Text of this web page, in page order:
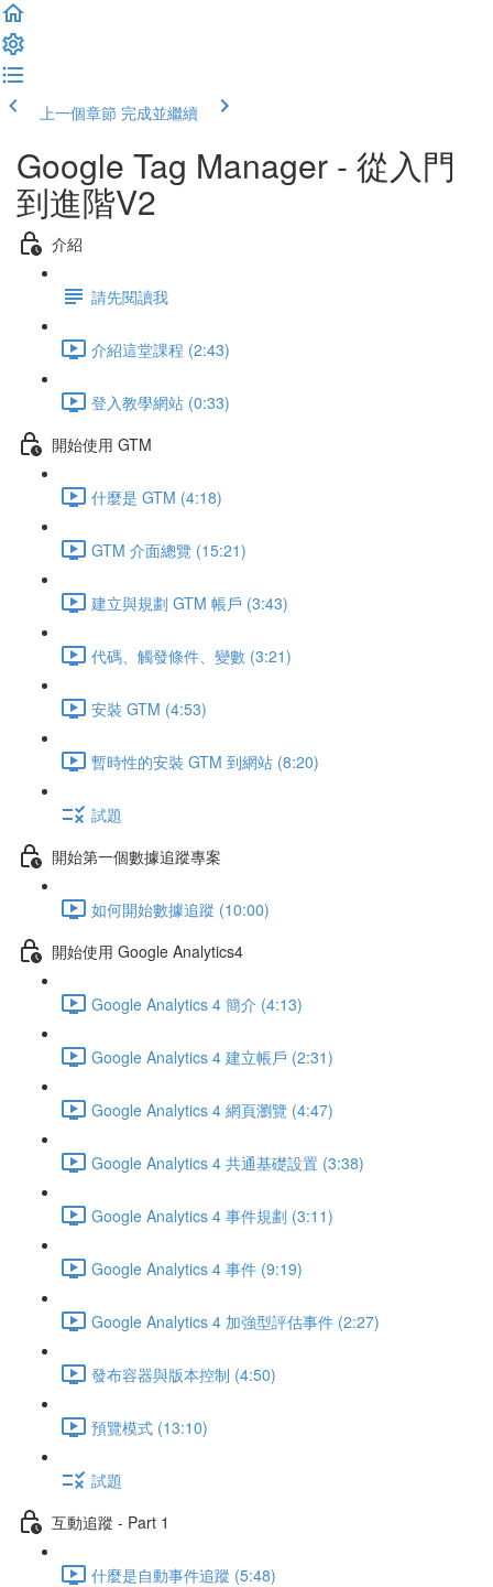
上一個章節 完成並繼續
Google Tag Manager - 從入門
到進階V2
介紹
請先閱讀我
介紹這堂課程 (2:43)
登入教學網站 (0:33)
開始使用 GTM
什麼是 GTM (4:18)
GTM 介面總覽 (15:21)
建立與規劃 GTM 帳戶 (3:43)
代碼、觸發條件、變數 (3:21)
安裝 GTM (4:53)
暫時性的安裝 GTM 到網站 (8:20)
試題
開始第一個數據追蹤專案
如何開始數據追蹤 (10:00)
開始使用 Google Analytics4
Google Analytics 4 簡介 (4:13)
Google Analytics 4 建立帳戶 (2:31)
Google Analytics 4 網頁瀏覽 (4:47)
Google Analytics 4 共通基礎設置 (3:38)
Google Analytics 4 事件規劃 (3:11)
Google Analytics 4 事件 (9:19)
Google Analytics 4 加強型評估事件 (2:27)
發布容器與版本控制 (4:50)
預覽模式 (13:10)
試題
互動追蹤 - Part 1
什麼是自動事件追蹤 (5:48)